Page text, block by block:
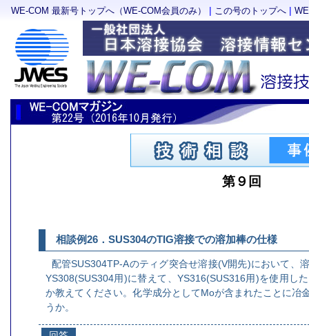
WE-COM 最新号トップへ（WE-COM会員のみ） | この号のトップへ |
第９回
相談例26．SUS304のTIG溶接での溶加棒の仕様
配管SUS304TP-Aのティグ突合せ溶接(V開先)において、
YS308(SUS304用)に替えて、YS316(SUS316用)を使用し
か教えてください。化学成分としてMoが含まれたことに冶
うか。